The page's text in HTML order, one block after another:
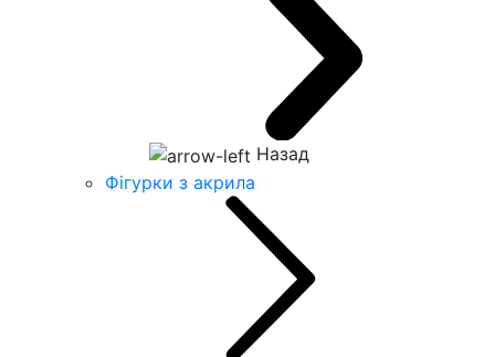
Назад
Фігурки з акрила